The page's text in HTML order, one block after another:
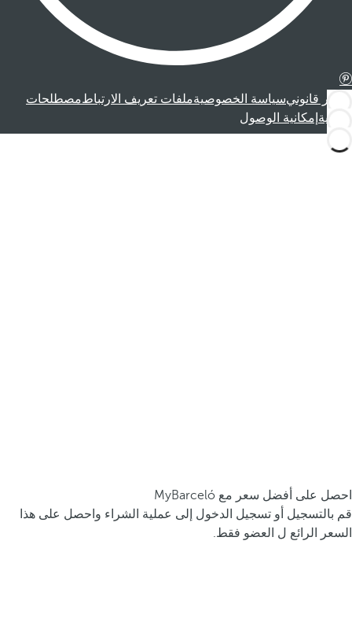
إشعار قانونيسياسة الخصوصيةملفات تعريف الارتباطمصطلحات
قانونية إمكانية الوصول
احصل على أفضل سعر مع MyBarceló
قم بالتسجيل أو تسجيل الدخول إلى عملية الشراء واحصل على هذا
السعر الرائع ل العضو فقط.